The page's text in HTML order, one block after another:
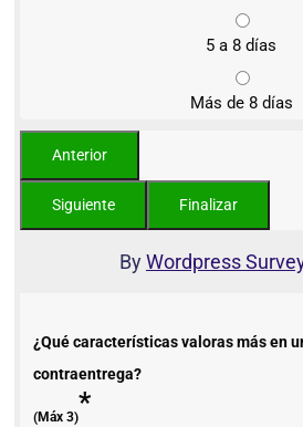
5 a 8 días
Más de 8 días
ByWordpress
¿Qué características valoras más en
contraentrega?
(Máx 3)*